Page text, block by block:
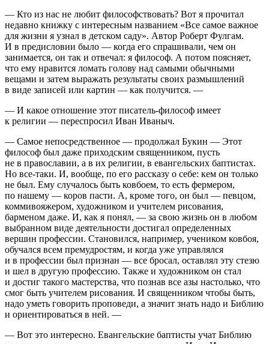
— Кто из нас не любит философствовать? Вот я прочитал
недавно книжку с интересным названием «Все самое важное
для жизни я узнал в детском саду». Автор Роберт Фулгам.
И в предисловии было — когда его спрашивали, чем он
занимается, он так и отвечал: я философ. А потом поясняет,
что ему нравится ломать голову над самыми обычными
вещами и затем выражать результаты своих размышлений
в виде записей или картин — как получится. —
— И какое отношение этот писатель-философ имеет
к религии — переспросил Иван Иваныч.
— Самое непосредственное — продолжал Букин — Этот
философ был даже приходским священником, пусть
не в православии, а в их религии, в евангельских баптистах.
Но все-таки. И, вообще, по его рассказу о себе: кем он только
не был. Ему случалось быть ковбоем, то есть фермером,
по нашему — коров пасти. А, кроме того, он был — певцом,
коммивояжером, художником и учителем рисования,
барменом даже. И, как я понял, — за свою жизнь он в любом
выбранном виде деятельности достигал определенных
вершин профессии. Становился, например, учеником ковбоя,
обучался всем премудростям, и когда уже управлялся
и в профессии был признан — все бросал, оставлял эту стезю
и шел в другую профессию. Также и художником он стал
и достиг такого мастерства, что познав все азы настолько, что
смог быть учителем рисования. И священником чтобы быть,
надо уметь говорить проповеди, а значит знать надо и Библию
и ориентироваться в ней. —
— Вот это интересно. Евангельские баптисты учат Библию